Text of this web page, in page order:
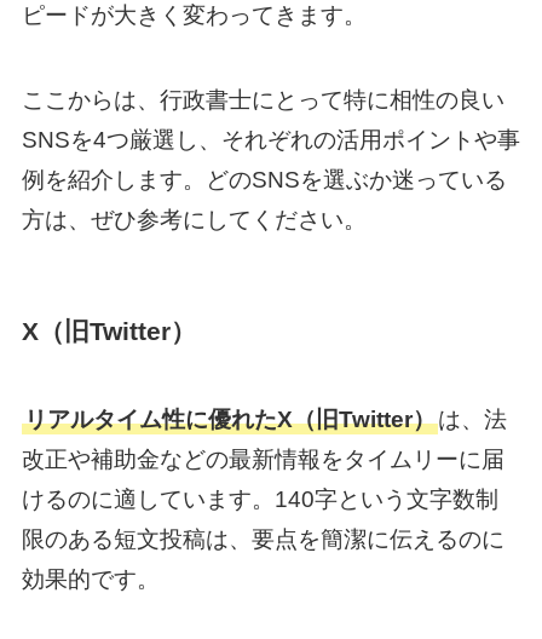
ピードが大きく変わってきます。
ここからは、行政書士にとって特に相性の良い
SNSを4つ厳選し、それぞれの活用ポイントや事
例を紹介します。どのSNSを選ぶか迷っている
方は、ぜひ参考にしてください。
X（旧Twitter）
リアルタイム性に優れたX（旧Twitter）は、法
改正や補助金などの最新情報をタイムリーに届
けるのに適しています。140字という文字数制
限のある短文投稿は、要点を簡潔に伝えるのに
効果的です。